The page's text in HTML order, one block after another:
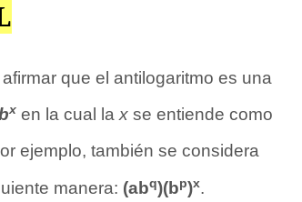
que el antilogaritmo es una
x en la cual lax se entiende como
ejemplo, también se considera
manera: (abq)(bp)x.